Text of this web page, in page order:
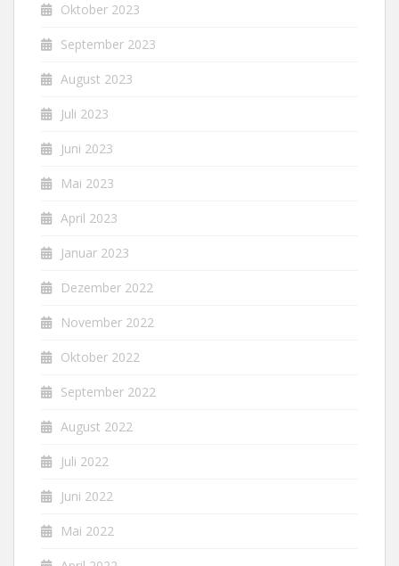
Oktober 2023
September 2023
August 2023
Juli 2023
Juni 2023
Mai 2023
April 2023
Januar 2023
Dezember 2022
November 2022
Oktober 2022
September 2022
August 2022
Juli 2022
Juni 2022
Mai 2022